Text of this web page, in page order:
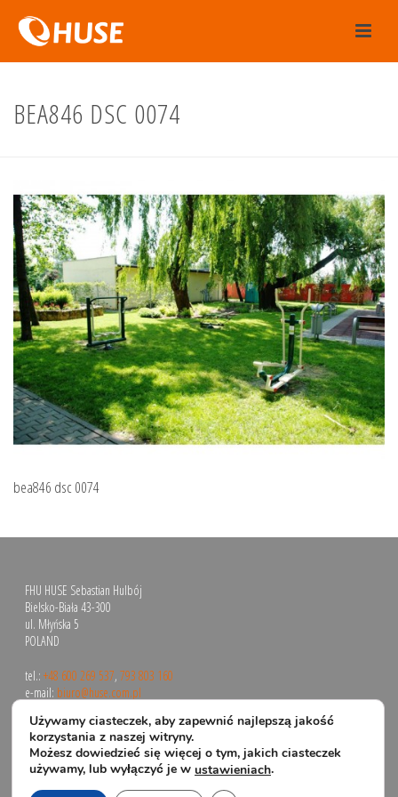
BEA846 DSC 0074
bea846 dsc 0074
FHU HUSE Sebastian Hulbój
Bielsko-Biała 43-300
ul. Młyńska 5
POLAND
tel.:+48 600 269 537,793 803 160
e-mail: biuro@huse.com.pl
Używamy ciasteczek, aby zapewnić najlepszą jakość
korzystania z naszej witryny.
Możesz dowiedzieć się więcej o tym, jakich ciasteczek
używamy, lub wyłączyć je w ustawieniach.